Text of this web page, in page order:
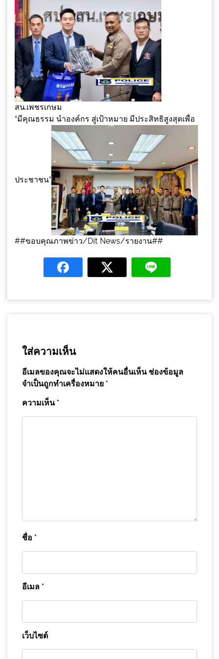
สน.เพชรเกษม
“มีคุณธรรม นำองค์กร สู่เป้าหมาย มีประสิทธิสูงสุดเพื่อ
ประชาชน”
##ขอบคุณภาพข่าว/Dit News/รายงาน##
ใส่ความเห็น
อีเมลของคุณจะไม่แสดงให้คนอื่นเห็น ช่องข้อมูล
จำเป็นถูกทำเครื่องหมาย *
ความเห็น*
ชื่อ *
อีเมล *
เว็บไซต์